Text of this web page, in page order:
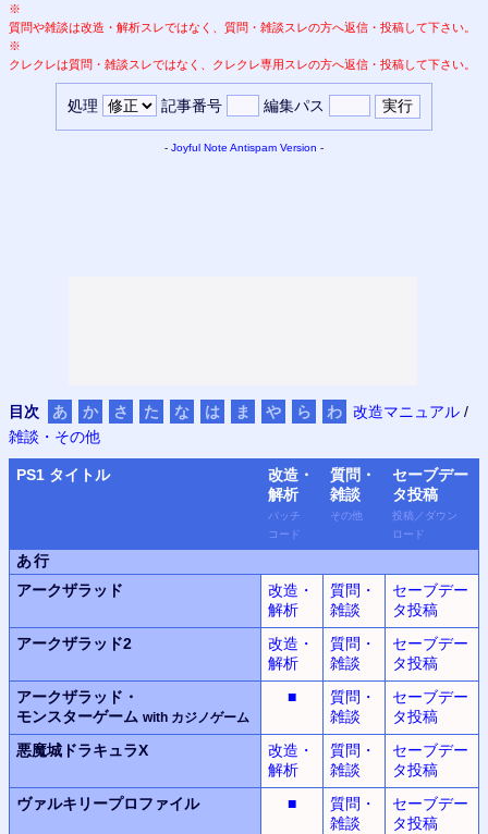
※
質問や雑談は改造・解析スレではなく、質問・雑談スレの方へ返信・投稿して下さい。
※
クレクレは質問・雑談スレではなく、クレクレ専用スレの方へ返信・投稿して下さい。
処理 記事番号 編集パス
- Joyful Note Antispam Version -
目次 あ か さ た な は ま や ら わ 改造マニュアル /
雑談・その他
PS1 タイトル
改造・
解析
パッチ
コード
質問・
雑談
その他
セーブデー
タ投稿
投稿 ／ ダウン
ロード
あ行
アークザラッド
改造・
解析
質問・
雑談
セーブデー
タ投稿
アークザラッド2
改造・
解析
質問・
雑談
セーブデー
タ投稿
アークザラッド・
モンスターゲーム with カジノゲーム
■
質問・
雑談
セーブデー
タ投稿
悪魔城ドラキュラX
改造・
解析
質問・
雑談
セーブデー
タ投稿
ヴァルキリープロファイル
■
質問・
雑談
セーブデー
タ投稿